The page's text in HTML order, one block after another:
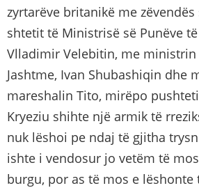
zyrtarëve britanikë me
shtetit të Ministrisë së Punëve të
Vlladimir Velebitin, me ministrin
Jashtme, Ivan Shubashiqin dhe
mareshalin Tito, mirëpo
Kryeziu shihte një armik të
nuk lëshoi pe ndaj të gjitha
ishte i vendosur jo vetëm të
burgu, por as të mos e lëshonte